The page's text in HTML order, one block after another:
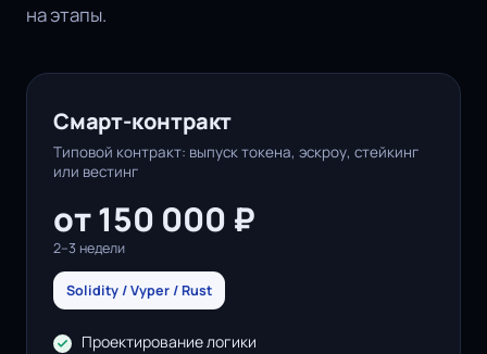
на этапы.
Смарт-контракт
Типовой контракт: выпуск токена, эскроу, стейкинг
или вестинг
от 150 000 ₽
2–3 недели
Solidity / Vyper / Rust
Проектирование логики